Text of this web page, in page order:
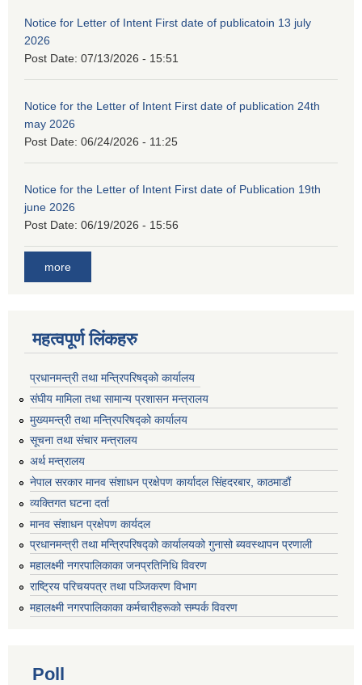
Notice for Letter of Intent First date of publicatoin 13 july
2026
Post Date: 07/13/2026 - 15:51
Notice for the Letter of Intent First date of publication 24th
may 2026
Post Date: 06/24/2026 - 11:25
Notice for the Letter of Intent First date of Publication 19th
june 2026
Post Date: 06/19/2026 - 15:56
more
महत्वपूर्ण लिंकहरु
प्रधानमन्त्री तथा मन्त्रिपरिषद्को कार्यालय
संघीय मामिला तथा सामान्य प्रशासन मन्त्रालय
मुख्यमन्त्री तथा मन्त्रिपरिषद्को कार्यालय
सूचना तथा संचार मन्त्रालय
अर्थ मन्त्रालय
नेपाल सरकार मानव संशाधन प्रक्षेपण कार्यादल सिंहदरबार, काठमाडौं
व्यक्तिगत घटना दर्ता
मानव संशाधन प्रक्षेपण कार्यदल
प्रधानमन्त्री तथा मन्त्रिपरिषद्को कार्यालयको गुनासो ब्यवस्थापन प्रणाली
महालक्ष्मी नगरपालिकाका जनप्रतिनिधि विवरण
राष्ट्रिय परिचयपत्र तथा पञ्जिकरण विभाग
महालक्ष्मी नगरपालिकाका कर्मचारीहरूको सम्पर्क विवरण
Poll